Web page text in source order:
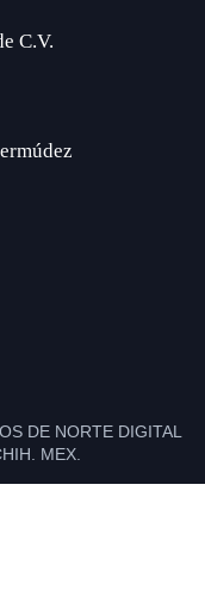
C.V.
DE NORTE DIGITAL
MEX.